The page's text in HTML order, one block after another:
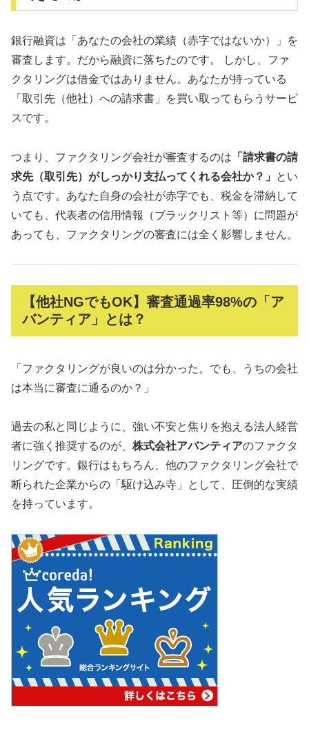
銀行融資は「あなたの会社の業績（赤字ではないか）」を
審査します。だから融資に落ちたのです。 しかし、ファ
クタリングは借金ではありません。あなたが持っている
「取引先（他社）への請求書」を買い取ってもらうサービ
スです。
つまり、ファクタリング会社が審査するのは 「請求書の請
求先（取引先）がしっかり支払ってくれる会社か？」
とい
う点です。あなた自身の会社が赤字でも、税金を滞納して
いても、代表者の信用情報（ブラックリスト等）に問題が
あっても、ファクタリングの審査には全く影響しません。
【他社NGでもOK】審査通過率98%の「ア
バンティア」とは？
「ファクタリングが良いのは分かった。でも、うちの会社
は本当に審査に通るのか？」
過去の私と同じように、強い不安と焦りを抱える法人経営
者に強く推奨するのが、 株式会社アバンティアのファクタ
リングです。銀行はもちろん、他のファクタリング会社で
断られた企業からの「駆け込み寺」として、圧倒的な実績
を持っています。